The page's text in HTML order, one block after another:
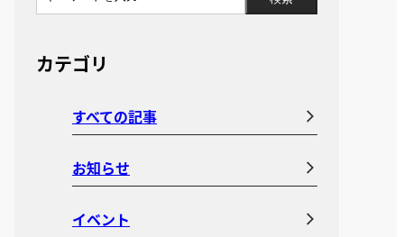
カテゴリ
すべての記事
お知らせ
イベント